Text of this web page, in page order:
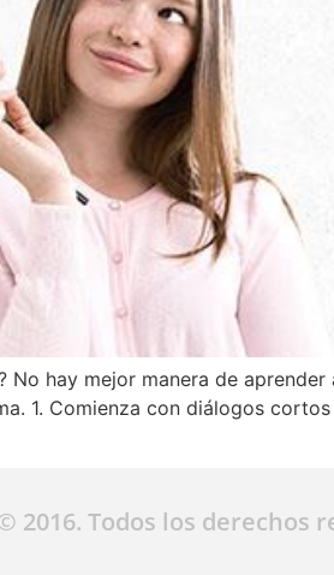
hay mejor manera de
1. Comienza con diálogos
2016. Todos los derechos